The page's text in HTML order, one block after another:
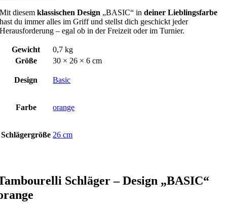
Mit diesem klassischen Design „BASIC“ indeiner Lieblingsfarbe
hast du immer alles im Griff und stellst dich geschickt jeder
Herausforderung – egal ob in der Freizeit oder im Turnier.
Gewicht
0,7 kg
Größe
30 × 26 × 6 cm
Design Basic
Farbe orange
Schlägergröße 26 cm
Schläger – Design „BASIC“